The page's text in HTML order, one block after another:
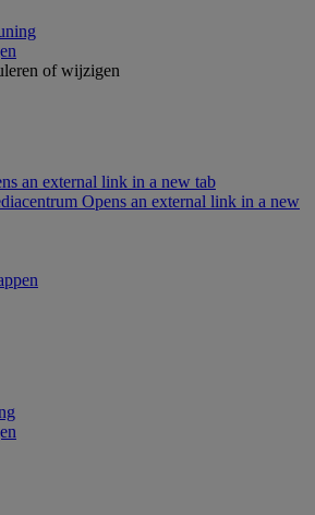
of wijzigen
an external link in a new tab
Opens an external link in a new